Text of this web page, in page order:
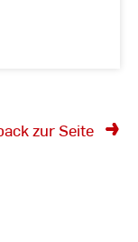
zur Seite